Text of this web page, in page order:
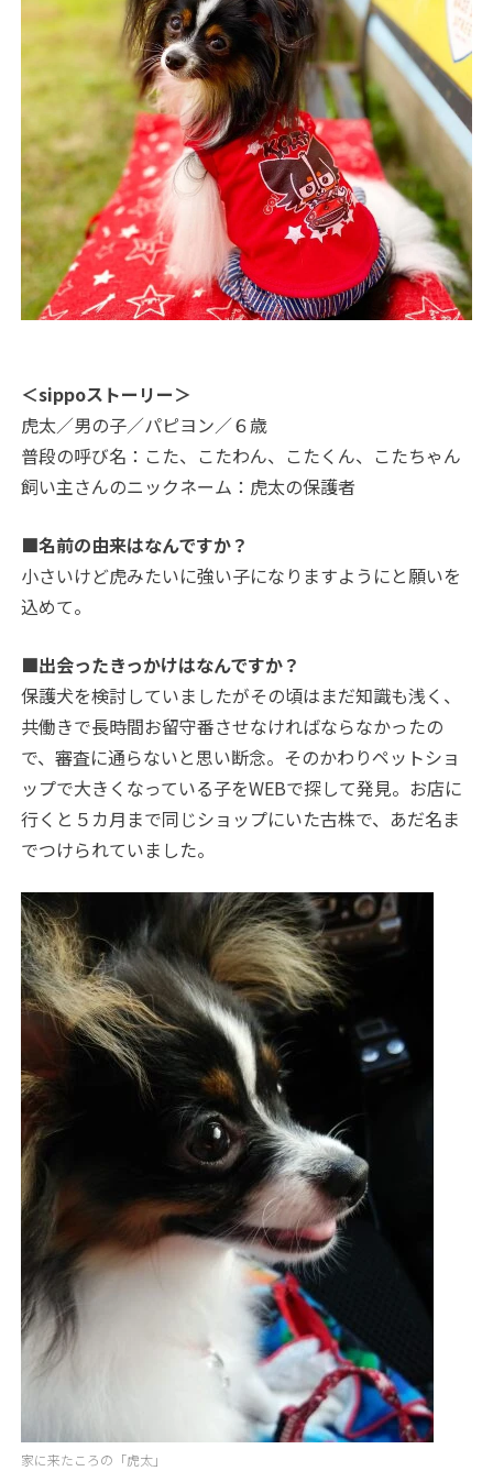
＜sippoストーリー＞
虎太／男の子／パピヨン／６歳
普段の呼び名：こた、こたわん、こたくん、こたちゃん
飼い主さんのニックネーム：虎太の保護者
■名前の由来はなんですか？
小さいけど虎みたいに強い子になりますようにと願いを
込めて。
■出会ったきっかけはなんですか？
保護犬を検討していましたがその頃はまだ知識も浅く、
共働きで長時間お留守番させなければならなかったの
で、審査に通らないと思い断念。そのかわりペットショ
ップで大きくなっている子をWEBで探して発見。お店に
行くと５カ月まで同じショップにいた古株で、あだ名ま
でつけられていました。
家に来たころの「虎太」